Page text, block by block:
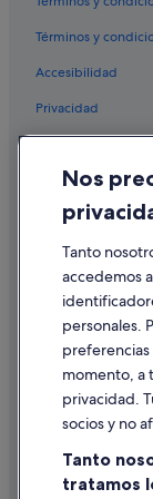
Hoteles boutique
Hoteles para
H10 Hoteles en
Hoteles LGTBQIA
Bahia Principe
Princess Hotels
Hotasa hoteles
Bahia Principe
Hoteles en la
Hoteles para
Términos y
Accesibilidad
Privacidad
Condiciones de
Información legal/
Pautas sobre el
Ayuda
Cancelar un vuelo
Cancelar una
Utilizar un cupón
Nos
Tanto
accedemos
personales.
momento, a
privacidad.
socios y no
Tanto
tratamos